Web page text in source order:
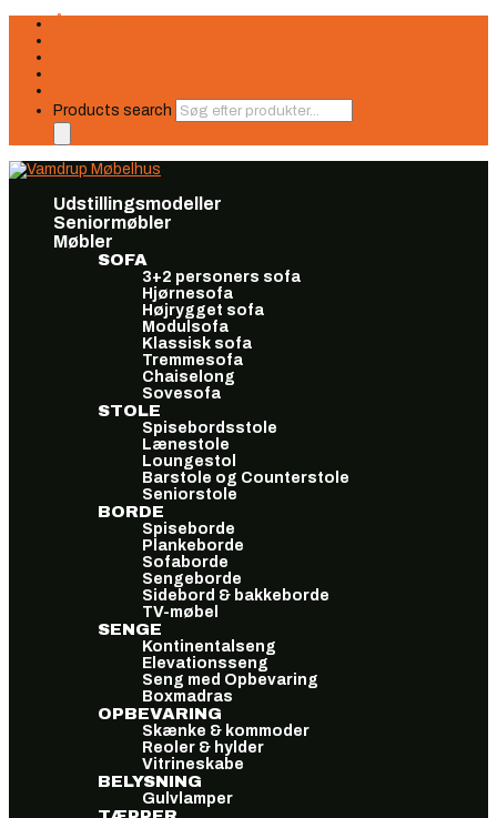
Products search
Udstillingsmodeller
Seniormøbler
Møbler
SOFA
3+2 personers sofa
Hjørnesofa
Højrygget sofa
Modulsofa
Klassisk sofa
Tremmesofa
Chaiselong
Sovesofa
STOLE
Spisebordsstole
Lænestole
Loungestol
Barstole og Counterstole
Seniorstole
BORDE
Spiseborde
Plankeborde
Sofaborde
Sengeborde
Sidebord & bakkeborde
TV-møbel
SENGE
Kontinentalseng
Elevationsseng
Seng med Opbevaring
Boxmadras
OPBEVARING
Skænke & kommoder
Reoler & hylder
Vitrineskabe
BELYSNING
Gulvlamper